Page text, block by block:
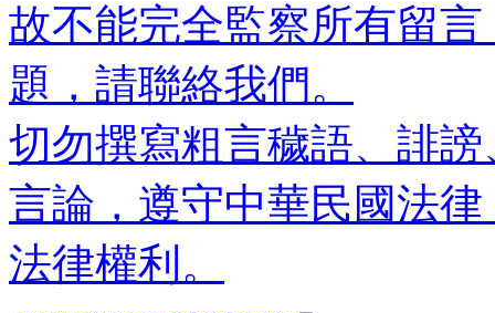
故不能完全監察所有留
題，請聯絡我們。
切勿撰寫粗言穢語、誹
言論，遵守中華民國法
法律權利。